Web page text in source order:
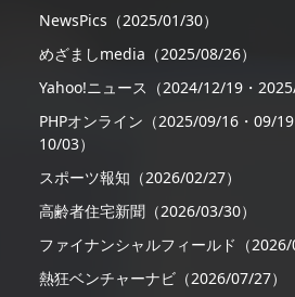
NewsPics（2025/01/30）
めざましmedia（2025/08/26）
Yahoo!ニュース（2024/12/19・
PHPオンライン（2025/09/16・09/
10/03）
スポーツ報知（2026/02/27）
高齢者住宅新聞（2026/03/30）
ファイナンシャルフィールド（2026/
熱狂ベンチャーナビ（2026/07/27）